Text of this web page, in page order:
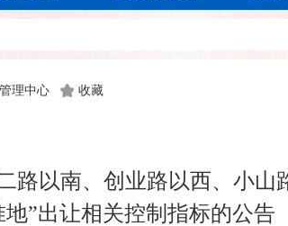
理中心 收藏
路以南、创业路以西、小山
地”出让相关控制指标的公告